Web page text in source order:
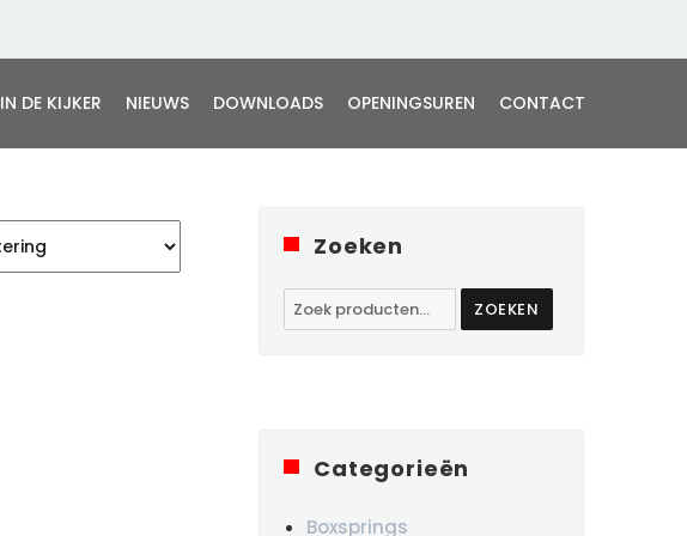
IN DE KIJKER NIEUWS DOWNLOADS OPENINGSUREN CONTACT
Zoeken
Zoeken
naar:
ZOEKEN
Categorieën
Boxsprings